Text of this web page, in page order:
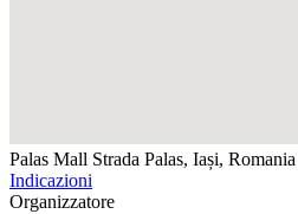
Palas Mall Strada Palas, Iași, Romania
Indicazioni
Organizzatore